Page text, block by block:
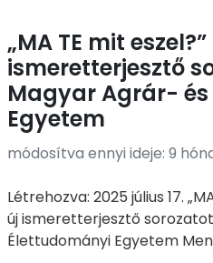
„MA TE mit
ismeretterjesztő
Magyar Agrár-
Egyetem
módosítva ennyi ideje: 9
Létrehozva: 2025 július 17.
új ismeretterjesztő
Élettudományi Egyetem